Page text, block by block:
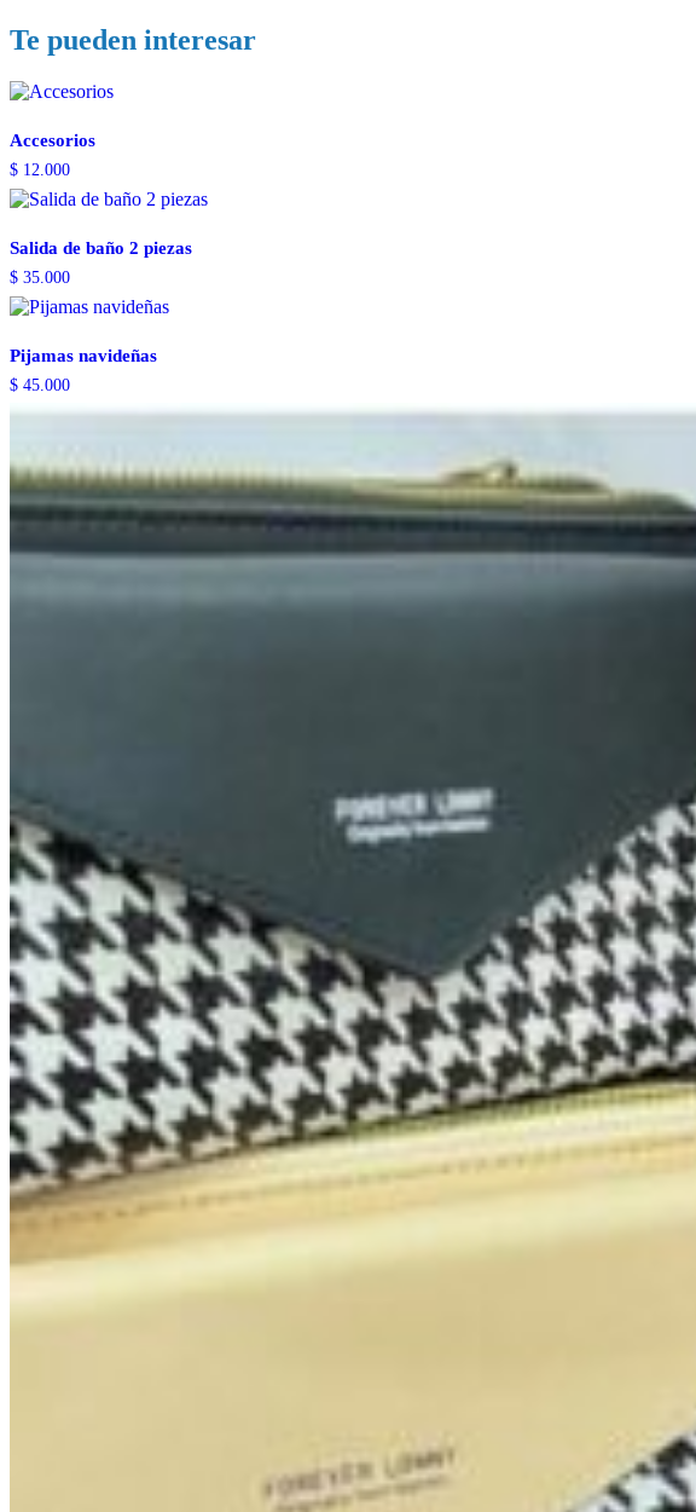
Te pueden interesar
Accesorios
$ 12.000
Salida de baño 2 piezas
$ 35.000
Pijamas navideñas
$ 45.000